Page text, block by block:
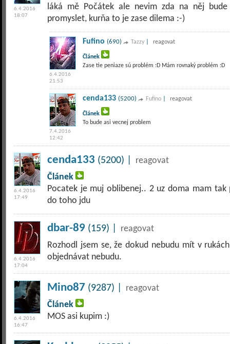
6.4.2016
18:07
láká mě Počátek ale nevim zda na něj
promyslet, kurňa to je zase dilema :-)
6.4.2016
21:53
Fufino (690) Tazzy reagovat
Článek
Zase tie peniaze sú problém :D Mám rovnaký problém :D
7.4.2016
12:42
cenda133 (5200) Fufino reagovat
Článek
To bude asi vecnej problem
6.4.2016
17:49
cenda133 (5200) |
reagovat
Článek
Pocatek je muj oblibenej.. 2 uz doma mam
do toho jdu
6.4.2016
17:04
dbar-89 (159) |
reagovat
Rozhodl jsem se, že dokud nebudu mít v
objednávat nebudu.
6.4.2016
16:47
Mino87 (9287) |
reagovat
Článek
MOS asi kupim :)